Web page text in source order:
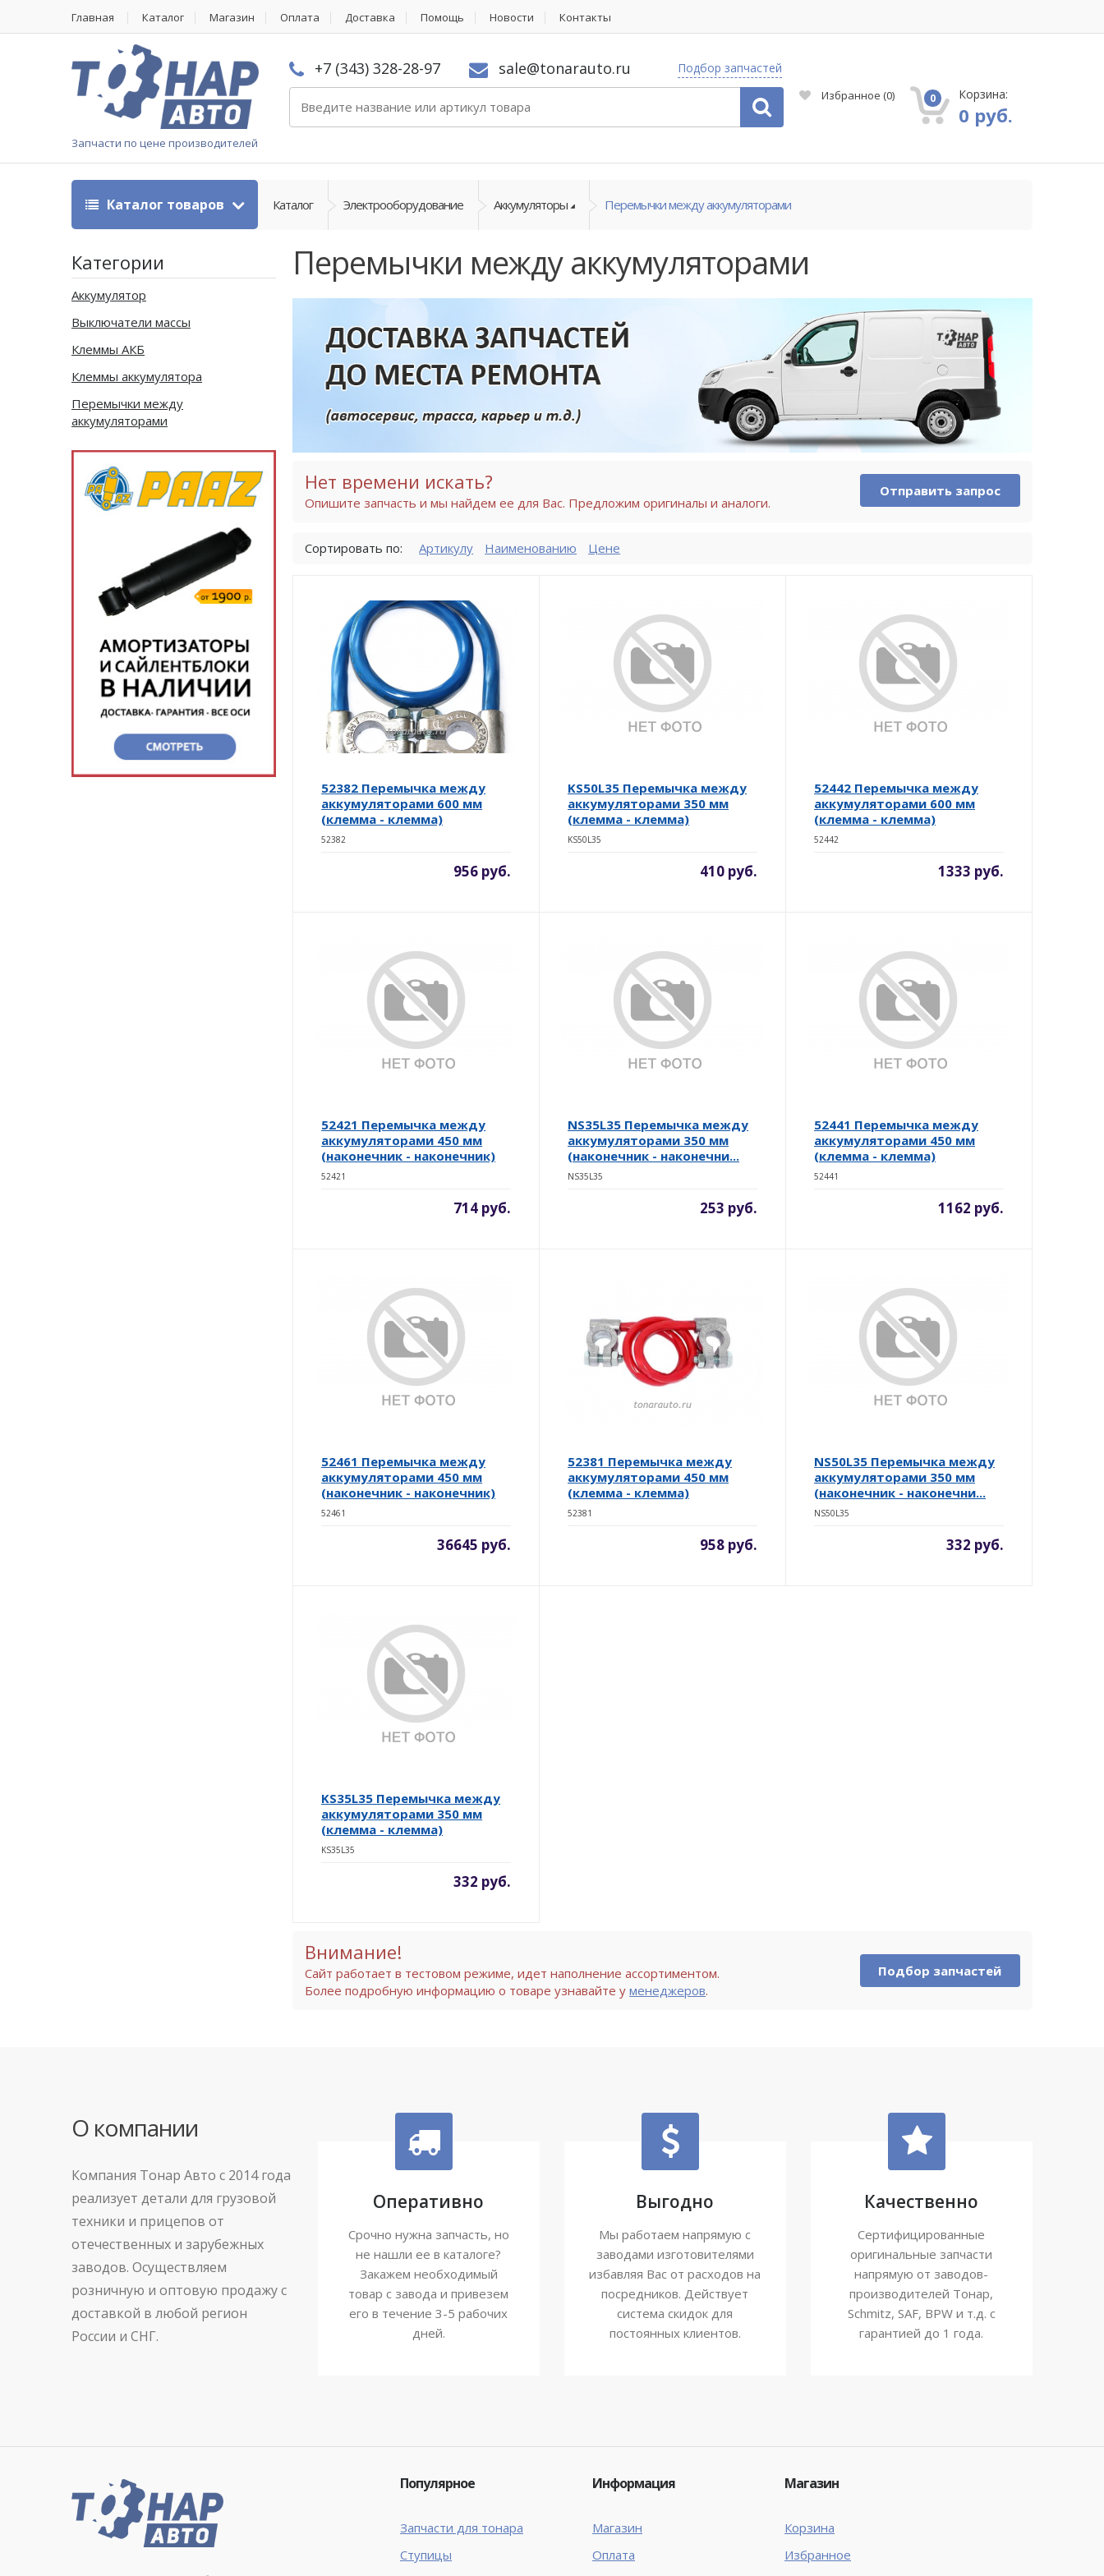
Главная Каталог Магазин Оплата Доставка Помощь Новости Контакты
Запчасти по цене производителей
+7 (343) 328-28-97 sale@tonarauto.ru Подбор запчастей
Избранное (0) 0 Корзина:
0 руб.
Каталог товаров Каталог Электрооборудование Аккумуляторы Перемычки между аккумуляторами
Перемычки между аккумуляторами
Нет времени искать?
Опишите запчасть и мы найдем ее для Вас. Предложим оригиналы и аналоги.
Отправить запрос
Сортировать по: Артикулу Наименованию Цене
52382 Перемычка между
аккумуляторами 600 мм
(клемма - клемма)
52382
956 руб.
KS50L35 Перемычка между
аккумуляторами 350 мм
(клемма - клемма)
KS50L35
410 руб.
52442 Перемычка между
аккумуляторами 600 мм
(клемма - клемма)
52442
1333 руб.
52421 Перемычка между
аккумуляторами 450 мм
(наконечник - наконечник)
52421
714 руб.
NS35L35 Перемычка между
аккумуляторами 350 мм
(наконечник - наконечни...
NS35L35
253 руб.
52441 Перемычка между
аккумуляторами 450 мм
(клемма - клемма)
52441
1162 руб.
52461 Перемычка между
аккумуляторами 450 мм
(наконечник - наконечник)
52461
36645 руб.
52381 Перемычка между
аккумуляторами 450 мм
(клемма - клемма)
52381
958 руб.
NS50L35 Перемычка между
аккумуляторами 350 мм
(наконечник - наконечни...
NS50L35
332 руб.
KS35L35 Перемычка между
аккумуляторами 350 мм
(клемма - клемма)
KS35L35
332 руб.
Внимание!
Сайт работает в тестовом режиме, идет наполнение ассортиментом.
Более подробную информацию о товаре узнавайте уменеджеров.
Подбор запчастей
Категории
Аккумулятор
Выключатели массы
Клеммы АКБ
Клеммы аккумулятора
Перемычки между
аккумуляторами
О компании
Компания Тонар Авто с 2014 года
реализует детали для грузовой
техники и прицепов от
отечественных и зарубежных
заводов. Осуществляем
розничную и оптовую продажу с
доставкой в любой регион
России и СНГ.
Оперативно
Срочно нужна запчасть, но
не нашли ее в каталоге?
Закажем необходимый
товар с завода и привезем
его в течение 3-5 рабочих
дней.
Выгодно
Мы работаем напрямую с
заводами изготовителями
избавляя Вас от расходов на
посредников. Действует
система скидок для
постоянных клиентов.
Качественно
Сертифицированные
оригинальные запчасти
напрямую от заводов-
производителей Тонар,
Schmitz, SAF, BPW и т.д. с
гарантией до 1 года.
Популярное
Запчасти для тонара
Ступицы
Информация
Магазин
Оплата
Магазин
Корзина
Избранное